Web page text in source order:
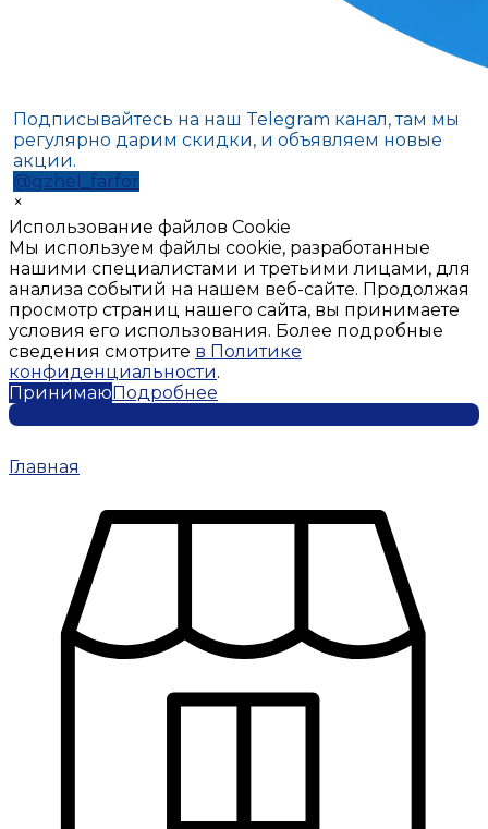
Подписывайтесь на наш Telegram канал, там мы
регулярно дарим скидки, и объявляем новые
акции.
@gzhel_farfor
×
Использование файлов Cookie
Мы используем файлы cookie, разработанные
нашими специалистами и третьими лицами, для
анализа событий на нашем веб-сайте. Продолжая
просмотр страниц нашего сайта, вы принимаете
условия его использования. Более подробные
сведения смотрите в Политике
конфиденциальности.
ПринимаюПодробнее
Главная